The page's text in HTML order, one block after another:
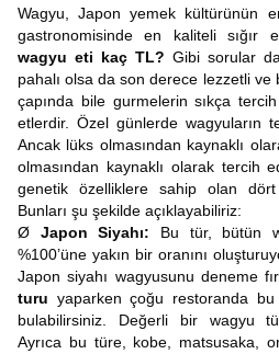
Wagyu, Japon yemek kültürünün
gastronomisinde en kaliteli sığır
wagyu eti kaç TL? Gibi sorular
pahalı olsa da son derece lezzetli
çapında bile gurmelerin sıkça
etlerdir. Özel günlerde wagyuların
Ancak lüks olmasından kaynaklı
olmasından kaynaklı olarak tercih
genetik özelliklere sahip olan dört
Bunları şu şekilde açıklayabiliriz:
Ø Japon Siyahı: Bu tür, bütün
%100’üne yakın bir oranını
Japon siyahı wagyusunu deneme
turu yaparken çoğu restoranda
bulabilirsiniz. Değerli bir wagyu
Ayrıca bu türe, kobe, matsusaka,